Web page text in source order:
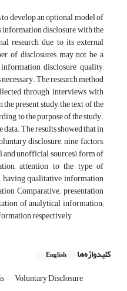
develop an optional model of
disclosure, with the
research due to its external
of disclosures may not be a
disclosure quality,
The research method
through interviews with
present study, the text of the
to the purpose of the study.
data. The results showed that in
disclosure, nine factors,
unofficial sources), form of
attention to the type of
qualitative information
Comparative; presentation
of analytical information;
respectively
کلیدواژه‌ها English
Voluntary Disclosure